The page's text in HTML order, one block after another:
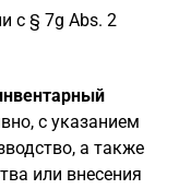
с § 7g Abs. 2
с указанием
а также
или внесения